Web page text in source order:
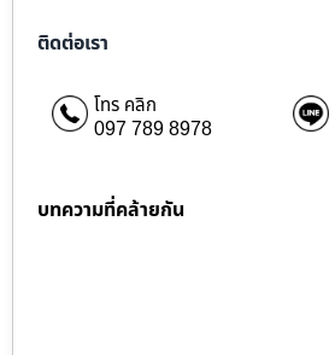
ติดต่อเรา
โทร คลิก
097 789 8978
บทความที่คล้ายกัน